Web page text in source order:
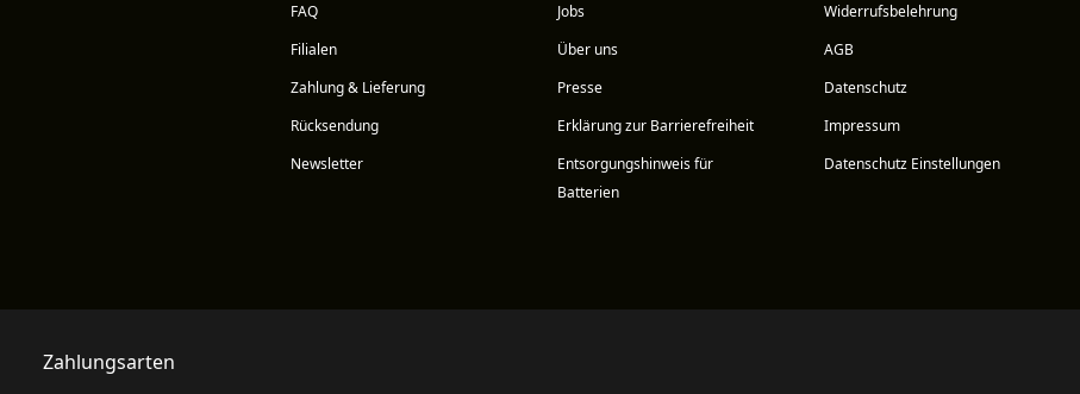
FAQ
Filialen
Zahlung & Lieferung
Rücksendung
Newsletter
Jobs
Über uns
Presse
Erklärung zur Barrierefreiheit
Entsorgungshinweis für
Batterien
Widerrufsbelehrung
AGB
Datenschutz
Impressum
Datenschutz Einstellungen
Zahlungsarten